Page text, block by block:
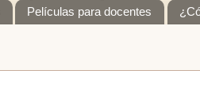
Películas para docentes